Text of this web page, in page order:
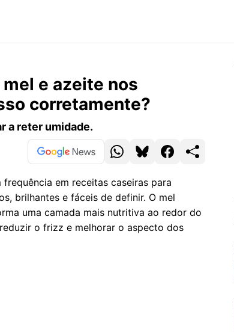
e azeite nos
corretamente?
a reter umidade.
em receitas caseiras para
brilhantes e fáceis de definir. O mel
uma camada mais nutritiva ao redor do
o frizz e melhorar o aspecto dos